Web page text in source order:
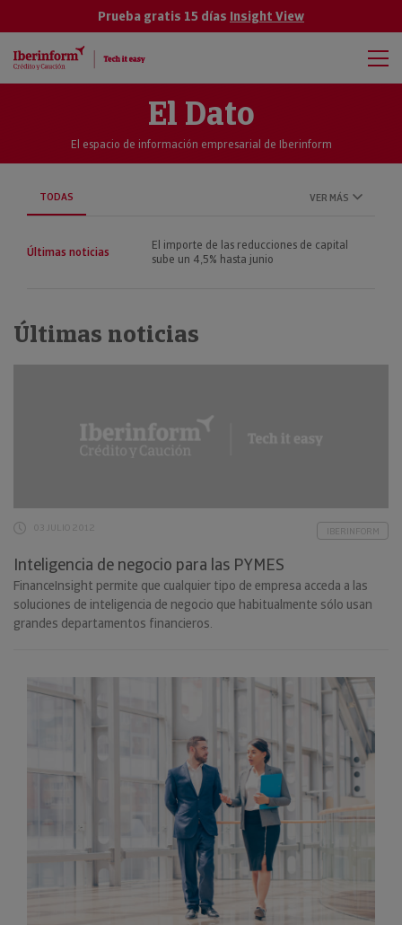
Prueba gratis 15 días Insight View
El Dato
El espacio de información empresarial de Iberinform
TODAS VER MÁS
Últimas noticias
El importe de las reducciones de capital
sube un 4,5% hasta junio
Últimas noticias
03 JULIO 2012 IBERINFORM
Inteligencia de negocio para las PYMES
FinanceInsight permite que cualquier tipo de empresa acceda a las
soluciones de inteligencia de negocio que habitualmente sólo usan
grandes departamentos financieros.